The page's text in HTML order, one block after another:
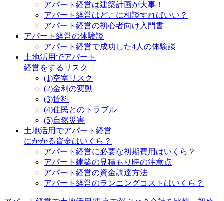
アパート経営は建築計画が大事！
アパート経営はどこに相談すればいい？
アパート経営の初心者向け入門書
アパート経営の体験談
アパート経営で成功した4人の体験談
土地活用でアパート
経営をするリスク
(1)空室リスク
(2)金利の変動
(3)賃料
(4)住民とのトラブル
(5)自然災害
土地活用でアパート経営
にかかる資金はいくら？
アパート経営に必要な初期費用はいくら？
アパート建築の見積もり時の注意点
アパート経営の資金調達方法
アパート経営のランニングコストはいくら？